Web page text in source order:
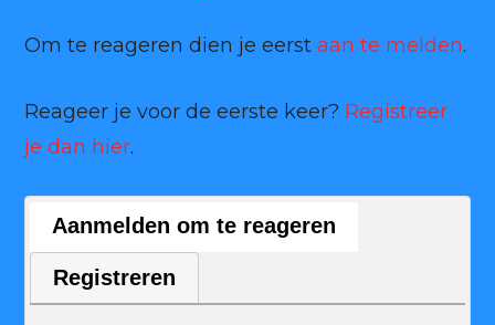
Om te reageren dien je eerstaan te melden.
Reageer je voor de eerste keer? Registreer
je dan hier.
Aanmelden om te reageren
Registreren